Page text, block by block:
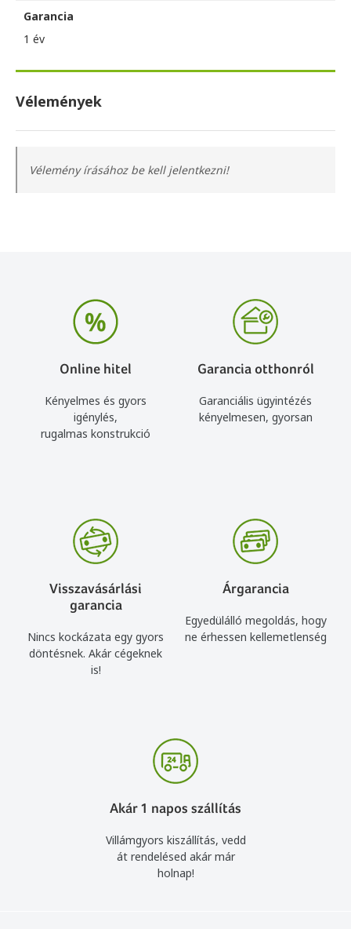
Garancia
1 év
Vélemények
Vélemény írásához be kell jelentkezni!
Online hitel
Kényelmes és gyors
igénylés,
rugalmas konstrukció
Garancia otthonról
Garanciális ügyintézés
kényelmesen, gyorsan
Visszavásárlási
garancia
Nincs kockázata egy gyors
döntésnek. Akár cégeknek
is!
Árgarancia
Egyedülálló megoldás, hogy
ne érhessen kellemetlenség
Akár 1 napos szállítás
Villámgyors kiszállítás, vedd
át rendelésed akár már
holnap!